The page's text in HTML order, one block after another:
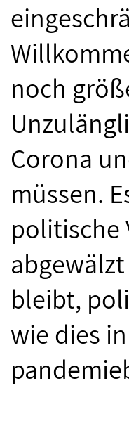
noch
Corona
müssen.
politische
bleibt,
wie dies